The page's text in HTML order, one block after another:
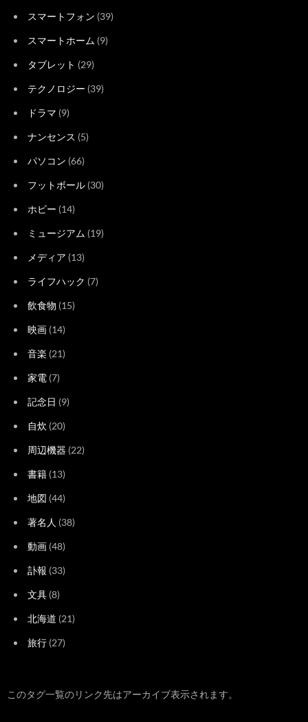
スマートフォン (39)
スマートホーム (9)
タブレット (29)
テクノロジー (39)
ドラマ (9)
ナンセンス (5)
パソコン (66)
フットボール (30)
ホビー (14)
ミュージアム (19)
メディア (13)
ライフハック (7)
飲食物 (15)
映画 (14)
音楽 (21)
家電 (7)
記念日 (9)
自炊 (20)
周辺機器 (22)
書籍 (13)
地図 (44)
著名人 (38)
動画 (48)
訃報 (33)
文具 (8)
北海道 (21)
旅行 (27)
このタグ一覧のリンク先はアーカイブ表示されます。